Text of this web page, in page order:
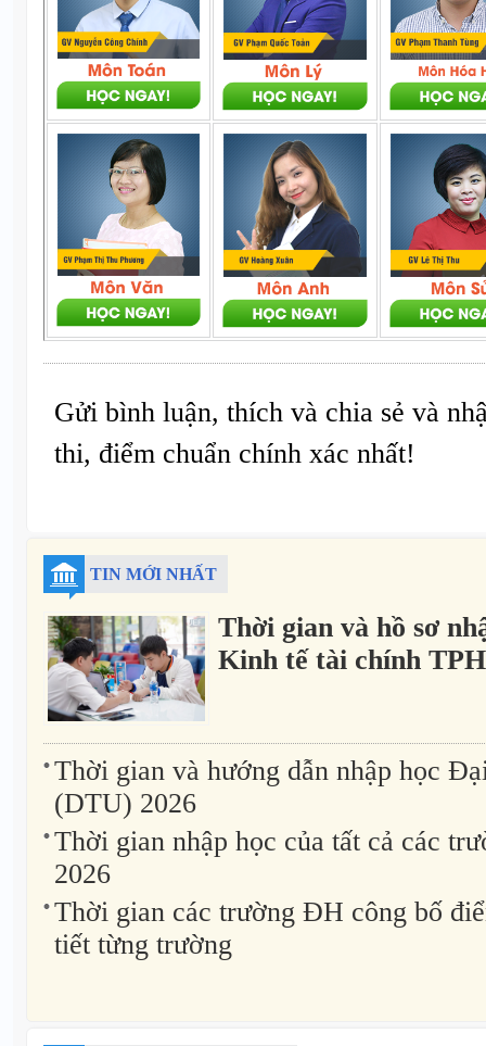
Gửi bình luận, thích và chia sẻ và
thi, điểm chuẩn chính xác nhất!
TIN MỚI NHẤT
Thời gian và hồ sơ
Kinh tế tài chính
Thời gian và hướng dẫn nhập học
(DTU) 2026
Thời gian nhập học của tất cả các
2026
Thời gian các trường ĐH công bố
tiết từng trường